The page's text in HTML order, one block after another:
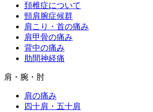
頚椎症について
頸肩腕症候群
肩こり・首の痛み
肩甲骨の痛み
背中の痛み
肋間神経痛
肩・腕・肘
肩の痛み
四十肩・五十肩